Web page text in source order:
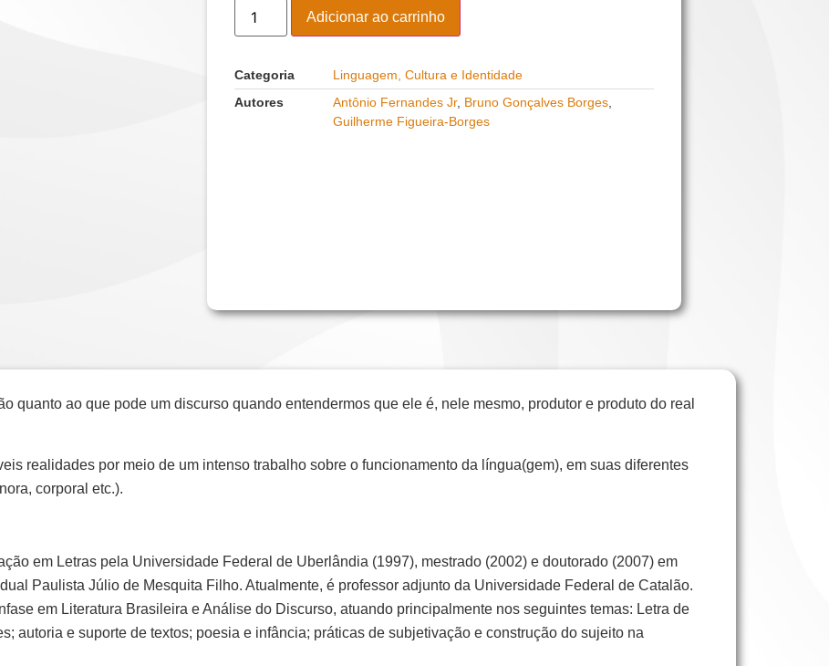
Adicionar ao carrinho
Categoria
Linguagem, Cultura e Identidade
Autores
Antônio Fernandes Jr, Bruno Gonçalves Borges,
Guilherme Figueira-Borges
quanto ao que pode um discurso quando entendermos que ele é, nele mesmo, produtor e produto do real
realidades por meio de um intenso trabalho sobre o funcionamento da língua(gem), em suas diferentes
corporal etc.).
em Letras pela Universidade Federal de Uberlândia (1997), mestrado (2002) e doutorado (2007) em
Paulista Júlio de Mesquita Filho. Atualmente, é professor adjunto da Universidade Federal de Catalão.
em Literatura Brasileira e Análise do Discurso, atuando principalmente nos seguintes temas: Letra de
autoria e suporte de textos; poesia e infância; práticas de subjetivação e construção do sujeito na